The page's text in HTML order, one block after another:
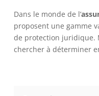
Dans le monde de l’
proposent une gamme
de protection juridique.
chercher à déterminer